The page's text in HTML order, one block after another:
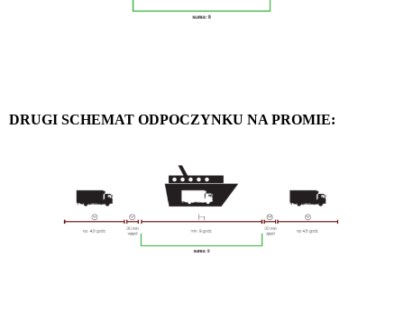
DRUGI SCHEMAT ODPOCZYNKU NA PROMIE: